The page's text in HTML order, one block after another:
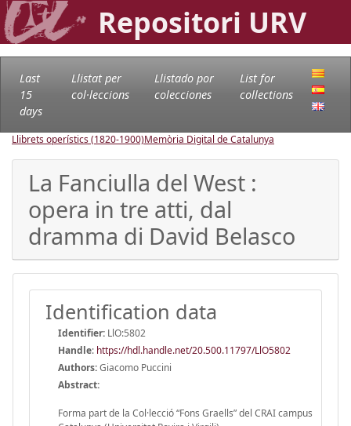
Repositori URV
Last
15
days
Llistat per
col·leccions
Llistado por
colecciones
List for
collections
Llibrets operístics (1820-1900)Memòria Digital de Catalunya
La Fanciulla del West :
opera in tre atti, dal
dramma di David Belasco
Identification data
Identifier: LlO:5802
Handle: https://hdl.handle.net/20.500.11797/LlO5802
Authors:Giacomo Puccini
Abstract:
Forma part de la Col·lecció “Fons Graells” del CRAI campus